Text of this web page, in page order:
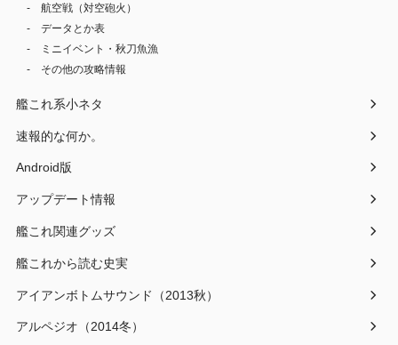
航空戦（対空砲火）
データとか表
ミニイベント・秋刀魚漁
その他の攻略情報
艦これ系小ネタ
速報的な何か。
Android版
アップデート情報
艦これ関連グッズ
艦これから読む史実
アイアンボトムサウンド（2013秋）
アルペジオ（2014冬）